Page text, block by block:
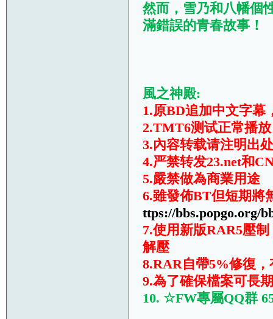
然而，雪乃和八幡個
滿錯誤的青春故事！
風之神殿:
1.原BD追加中文字幕
2.TMT6测试正常播放
3.內容转载请注明出
4.严禁转发23.net和
5.嚴禁做為商業用途
6.雖發佈BT但短期將
ttps://bbs.popgo.org/
7.使用新版RAR5壓
解壓
8.RAR自帶5%修復
9.為了確保檔案可長
10. ☆FW專屬QQ群